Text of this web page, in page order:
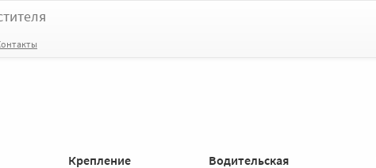
Крепление Водительская